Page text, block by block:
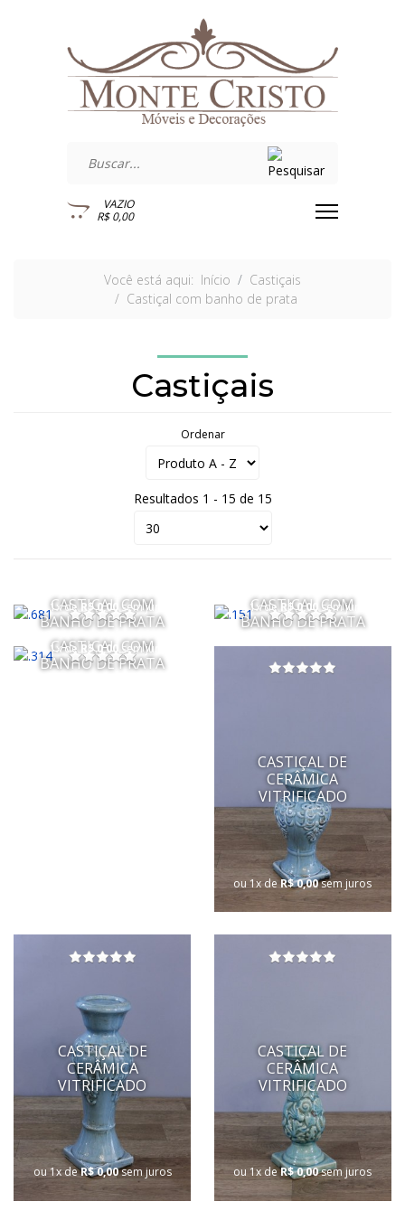
VAZIO
R$ 0,00
Você está aqui: Início
Castiçais
Castiçal com banho de prata
Castiçais
Ordenar
Resultados 1 - 15 de 15
CASTIÇAL COM
BANHO DE PRATA
ou 1x deR$ 0,00sem juros
CASTIÇAL COM
BANHO DE PRATA
ou 1x deR$ 0,00sem juros
CASTIÇAL COM
BANHO DE PRATA
ou 1x deR$ 0,00sem juros
CASTIÇAL DE
CERÂMICA
VITRIFICADO
ou 1x deR$ 0,00sem juros
CASTIÇAL DE
CERÂMICA
VITRIFICADO
ou 1x deR$ 0,00sem juros
CASTIÇAL DE
CERÂMICA
VITRIFICADO
ou 1x deR$ 0,00sem juros